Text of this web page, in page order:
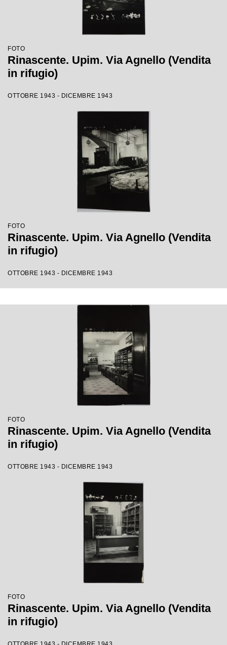
FOTO
Rinascente. Upim. Via Agnello (Vendita
in rifugio)
OTTOBRE 1943 - DICEMBRE 1943
FOTO
Rinascente. Upim. Via Agnello (Vendita
in rifugio)
OTTOBRE 1943 - DICEMBRE 1943
FOTO
Rinascente. Upim. Via Agnello (Vendita
in rifugio)
OTTOBRE 1943 - DICEMBRE 1943
FOTO
Rinascente. Upim. Via Agnello (Vendita
in rifugio)